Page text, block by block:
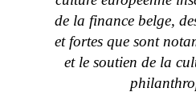
de la finance belge,
et fortes que sont
et le soutien de la